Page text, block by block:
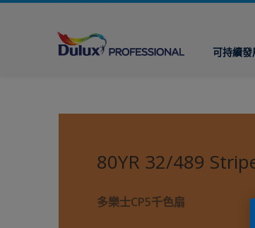
可持續發
80YR 32/489
多樂士CP5千色扇